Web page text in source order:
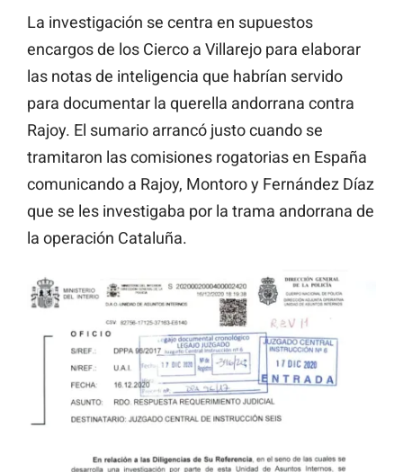
La investigación se centra en supuestos
encargos de los Cierco a Villarejo para elaborar
las notas de inteligencia que habrían servido
para documentar la querella andorrana contra
Rajoy. El sumario arrancó justo cuando se
tramitaron las comisiones rogatorias en España
comunicando a Rajoy, Montoro y Fernández Díaz
que se les investigaba por la trama andorrana de
la operación Cataluña.